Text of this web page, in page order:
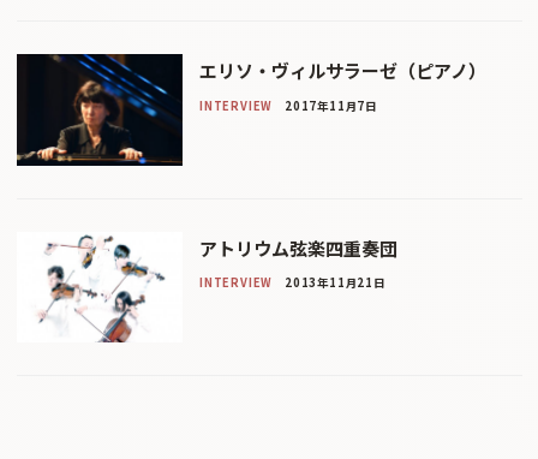
エリソ・ヴィルサラーゼ（ピアノ）
INTERVIEW 2017年11月7日
アトリウム弦楽四重奏団
INTERVIEW 2013年11月21日